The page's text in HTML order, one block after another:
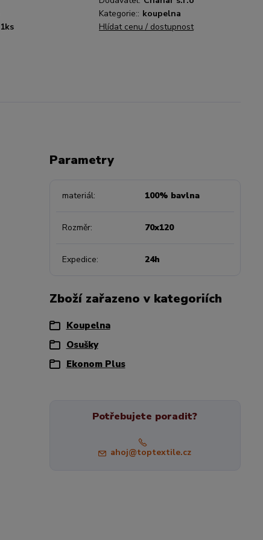
Kategorie:: koupelna
1ks Hlídat cenu / dostupnost
Parametry
materiál 100% bavlna
Rozměr 70x120
Expedice 24h
Zboží zařazeno v kategoriích
Koupelna
Osušky
Ekonom Plus
Potřebujete poradit?
ahoj@toptextile.cz